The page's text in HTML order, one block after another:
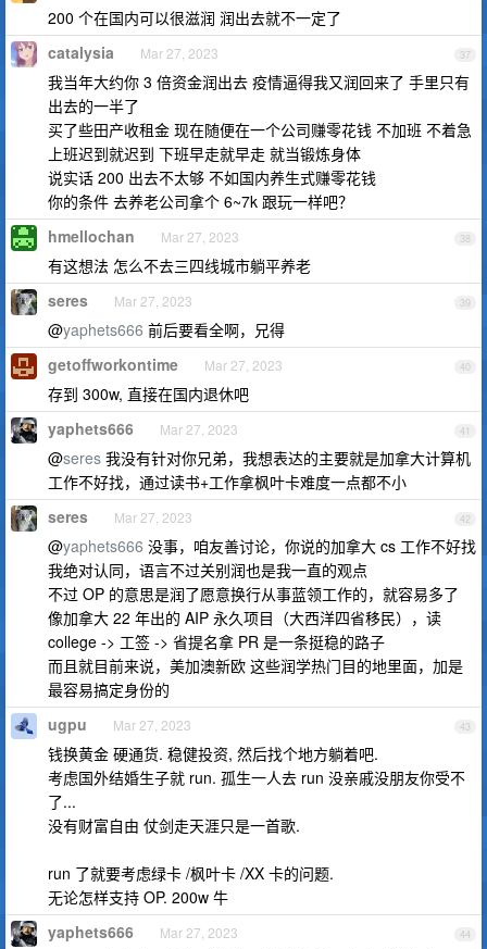
200 个在国内可以很滋润 润出去就不一定了
37
catalysia Mar 27, 2023
我当年大约你 3 倍资金润出去 疫情逼得我又润回来了 手里只有
出去的一半了
买了些田产收租金 现在随便在一个公司赚零花钱 不加班 不着急
上班迟到就迟到 下班早走就早走 就当锻炼身体
说实话 200 出去不太够 不如国内养生式赚零花钱
你的条件 去养老公司拿个 6~7k 跟玩一样吧？
38
hmellochan Mar 27, 2023
有这想法 怎么不去三四线城市躺平养老
39
seres Mar 27, 2023
@yaphets666 前后要看全啊，兄得
40
getoffworkontime Mar 27, 2023
存到 300w, 直接在国内退休吧
41
yaphets666 Mar 27, 2023
@seres 我没有针对你兄弟，我想表达的主要就是加拿大计算机
工作不好找，通过读书+工作拿枫叶卡难度一点都不小
42
seres Mar 27, 2023
@yaphets666 没事，咱友善讨论，你说的加拿大 cs 工作不好找
我绝对认同，语言不过关别润也是我一直的观点
不过 OP 的意思是润了愿意换行从事蓝领工作的，就容易多了
像加拿大 22 年出的 AIP 永久项目（大西洋四省移民），读
college -> 工签 -> 省提名拿 PR 是一条挺稳的路子
而且就目前来说，美加澳新欧 这些润学热门目的地里面，加是
最容易搞定身份的
43
ugpu Mar 27, 2023
钱换黄金 硬通货. 稳健投资, 然后找个地方躺着吧.
考虑国外结婚生子就 run. 孤生一人去 run 没亲戚没朋友你受不
了...
没有财富自由 仗剑走天涯只是一首歌.
run 了就要考虑绿卡 /枫叶卡 /XX 卡的问题.
无论怎样支持 OP. 200w 牛
44
yaphets666 Mar 27, 2023